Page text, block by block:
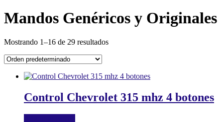
Mandos Genéricos y Originales
Mostrando 1–16 de 29 resultados
Control Chevrolet 315 mhz 4 botones